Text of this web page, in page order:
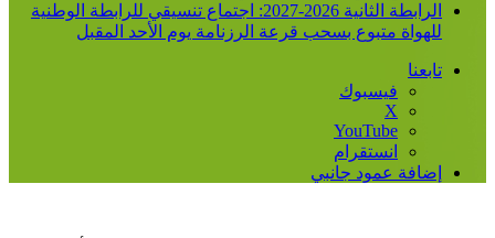
الرابطة الثانية 2026-2027: اجتماع تنسيقي للرابطة الوطنية
للهواة متبوع بسحب قرعة الرزنامة يوم الأحد المقبل
تابعنا
فيسبوك
‫X
‫YouTube
انستقرام
إضافة عمود جانبي